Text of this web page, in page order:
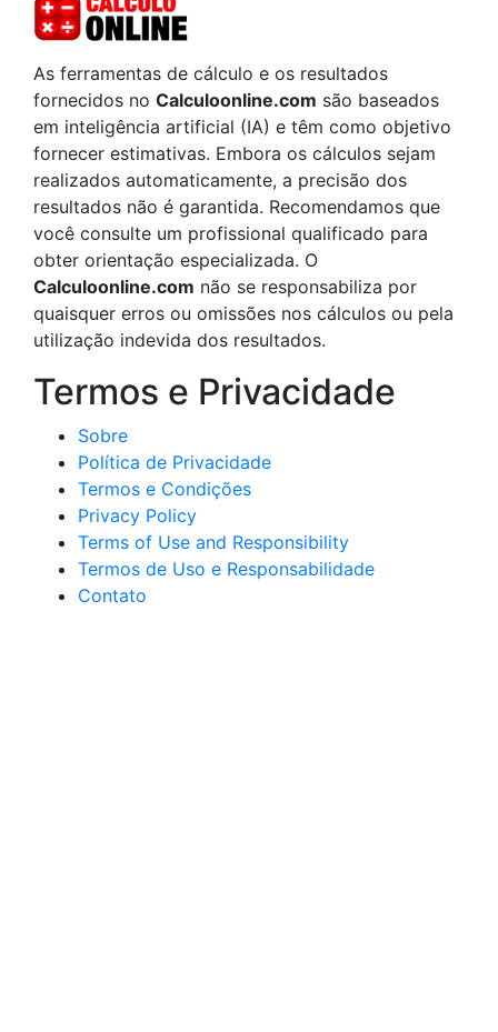
As ferramentas de cálculo e os resultados
fornecidos no Calculoonline.com são baseados
em inteligência artificial (IA) e têm como objetivo
fornecer estimativas. Embora os cálculos sejam
realizados automaticamente, a precisão dos
resultados não é garantida. Recomendamos que
você consulte um profissional qualificado para
obter orientação especializada. O
Calculoonline.com não se responsabiliza por
quaisquer erros ou omissões nos cálculos ou pela
utilização indevida dos resultados.
Termos e Privacidade
Sobre
Política de Privacidade
Termos e Condições
Privacy Policy
Terms of Use and Responsibility
Termos de Uso e Responsabilidade
Contato